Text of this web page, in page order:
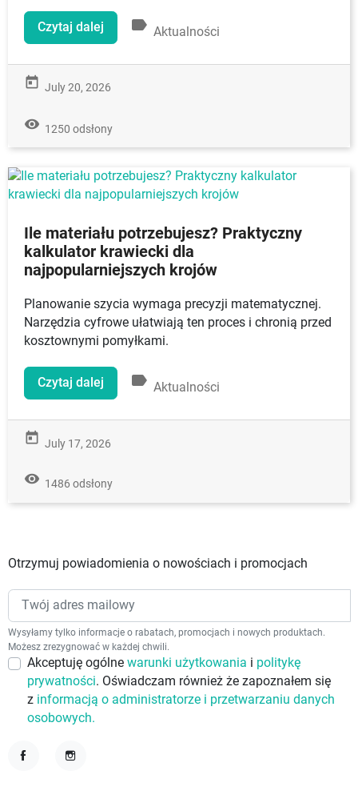
Czytaj dalej label Aktualności
today July 20, 2026
remove_red_eye 1250 odsłony
Ile materiału potrzebujesz? Praktyczny
kalkulator krawiecki dla
najpopularniejszych krojów
Planowanie szycia wymaga precyzji matematycznej.
Narzędzia cyfrowe ułatwiają ten proces i chronią przed
kosztownymi pomyłkami.
Czytaj dalej label Aktualności
today July 17, 2026
remove_red_eye 1486 odsłony
Otrzymuj powiadomienia o nowościach i promocjach
Wysyłamy tylko informacje o rabatach, promocjach i nowych produktach.
Możesz zrezygnować w każdej chwili.
Akceptuję ogólne warunki użytkowania i politykę
prywatności. Oświadczam również że zapoznałem się
z informacją o administratorze i przetwarzaniu danych
osobowych.